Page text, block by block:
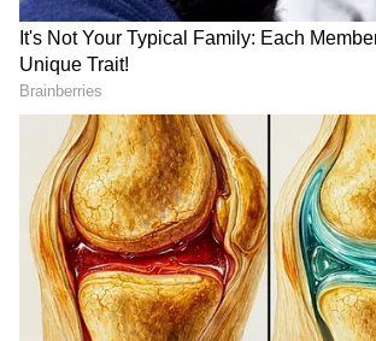
Dhanush
ராயன் படத்தில் தனுஷின்
காளிதாஸ் ஜெயராம் மற்றும்
கிஷானும், தங்கையாக
நடித்துள்ளனர். மேலும்
வரலட்சுமி சரத்குமார்,
பிரகாஷ் ராஜ் என மிகப்பெரிய